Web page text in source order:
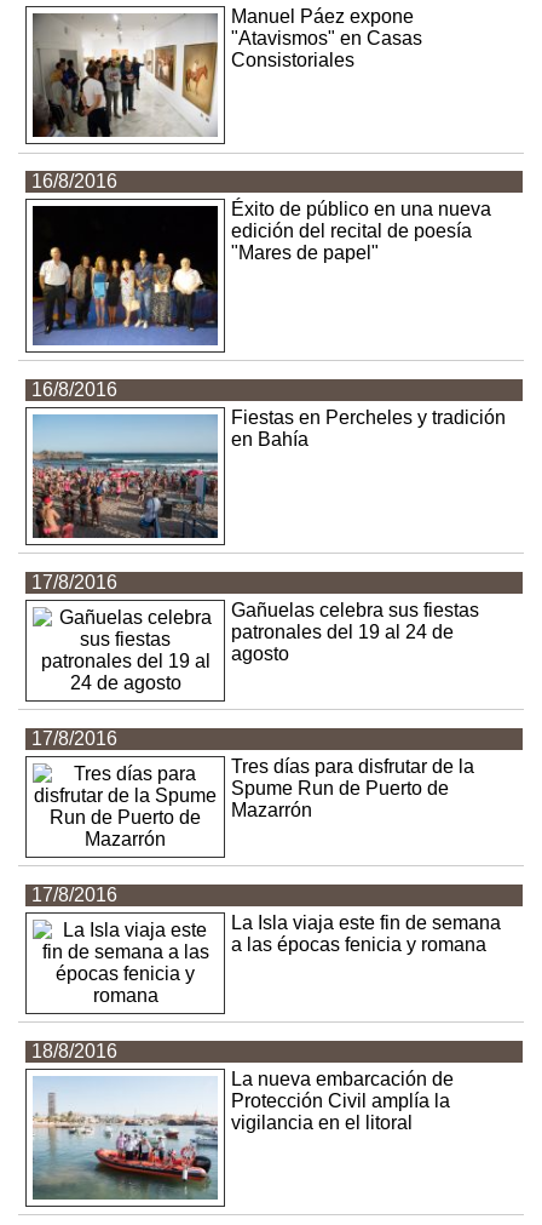
Manuel Páez expone
"Atavismos" en Casas
Consistoriales
16/8/2016
Éxito de público en una nueva
edición del recital de poesía
"Mares de papel"
16/8/2016
Fiestas en Percheles y tradición
en Bahía
17/8/2016
Gañuelas celebra sus fiestas
patronales del 19 al 24 de
agosto
17/8/2016
Tres días para disfrutar de la
Spume Run de Puerto de
Mazarrón
17/8/2016
La Isla viaja este fin de semana
a las épocas fenicia y romana
18/8/2016
La nueva embarcación de
Protección Civil amplía la
vigilancia en el litoral